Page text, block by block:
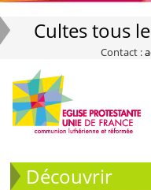
Cultes tous
Contact :
Découvrir